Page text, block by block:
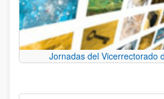
Jornadas del Vicerrectorado